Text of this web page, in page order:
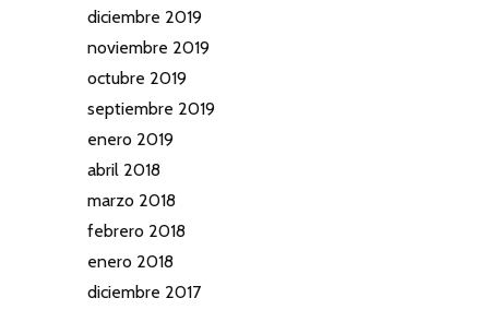
diciembre 2019
noviembre 2019
octubre 2019
septiembre 2019
enero 2019
abril 2018
marzo 2018
febrero 2018
enero 2018
diciembre 2017